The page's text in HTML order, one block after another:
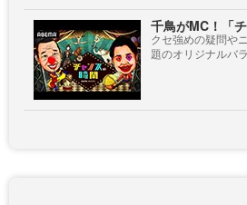
千鳥がMC！「
クセ強めの疑問や
題のオリジナルバ